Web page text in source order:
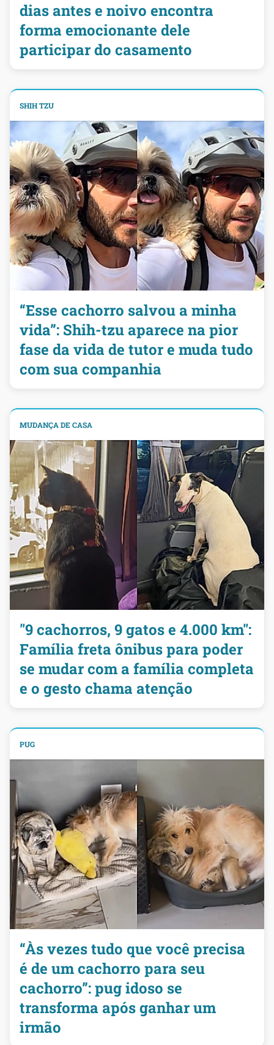
dias antes e noivo encontra
forma emocionante dele
participar do casamento
SHIH TZU
“Esse cachorro salvou a minha
vida”: Shih-tzu aparece na pior
fase da vida de tutor e muda tudo
com sua companhia
MUDANÇA DE CASA
"9 cachorros, 9 gatos e 4.000 km":
Família freta ônibus para poder
se mudar com a família completa
e o gesto chama atenção
PUG
“Às vezes tudo que você precisa
é de um cachorro para seu
cachorro”: pug idoso se
transforma após ganhar um
irmão